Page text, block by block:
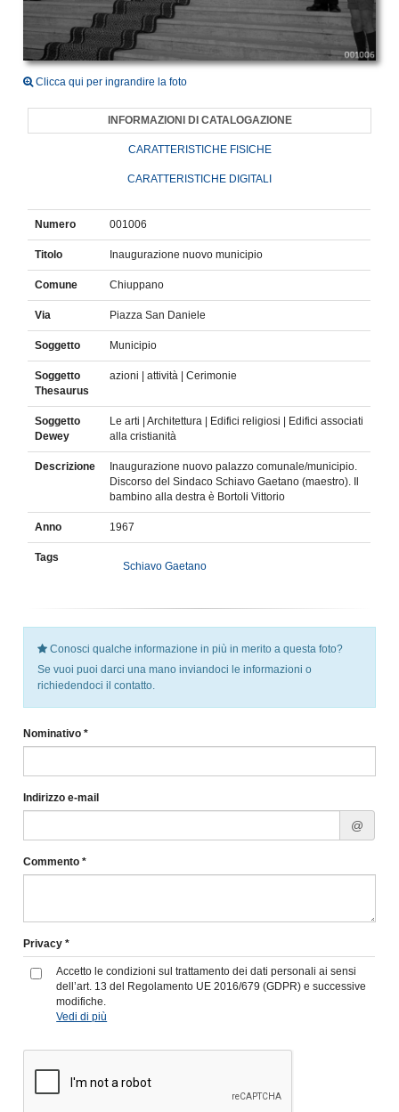
Clicca qui per ingrandire la foto
INFORMAZIONI DI CATALOGAZIONE
CARATTERISTICHE FISICHE
CARATTERISTICHE DIGITALI
Numero 001006
Titolo Inaugurazione nuovo municipio
Comune Chiuppano
Via Piazza San Daniele
Soggetto Municipio
Soggetto
Thesaurus
azioni | attività | Cerimonie
Soggetto
Dewey
Le arti | Architettura | Edifici religiosi | Edifici associati
alla cristianità
Descrizione
Inaugurazione nuovo palazzo comunale/municipio.
Discorso del Sindaco Schiavo Gaetano (maestro). Il
bambino alla destra è Bortoli Vittorio
Anno 1967
Tags
Schiavo Gaetano
Conosci qualche informazione in più in merito a questa foto?
Se vuoi puoi darci una mano inviandoci le informazioni o
richiedendoci il contatto.
Nominativo *
Indirizzo e-mail
@
Commento *
Privacy *
Accetto le condizioni sul trattamento dei dati personali ai sensi
dell’art. 13 del Regolamento UE 2016/679 (GDPR) e successive
modifiche.
Vedi di più